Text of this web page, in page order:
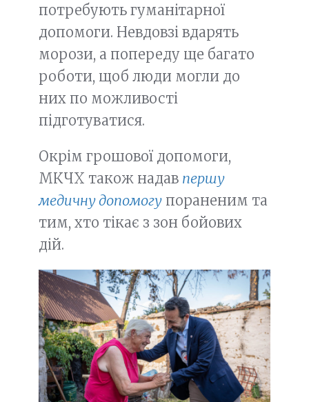
потребують гуманітарної
допомоги. Невдовзі вдарять
морози, а попереду ще багато
роботи, щоб люди могли до
них по можливості
підготуватися.
Окрім грошової допомоги,
МКЧХ також надав першу
медичну допомогу пораненим та
тим, хто тікає з зон бойових
дій.